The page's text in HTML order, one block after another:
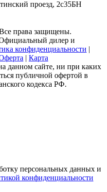
проезд, 2с35БН
права защищены.
дилер и
конфиденциальности |
| Карта
данном сайте, ни при каких
публичной офертой в
кодекса РФ.
персональных данных и
конфиденциальности